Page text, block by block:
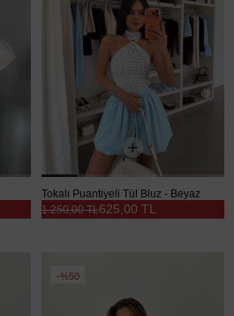
Tokalı Puantiyeli Tül Bluz - Beyaz
625,00 TL
1.250,00 TL
%50